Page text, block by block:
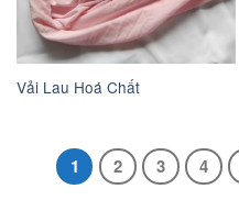
Vải Lau Hoá Chất
1 2 3 4